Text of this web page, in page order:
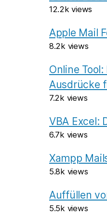
12.2k views
Apple Mail
8.2k views
Online
Ausdrücke
7.2k views
VBA Excel:
6.7k views
Xampp
5.8k views
Auffüllen
5.5k views